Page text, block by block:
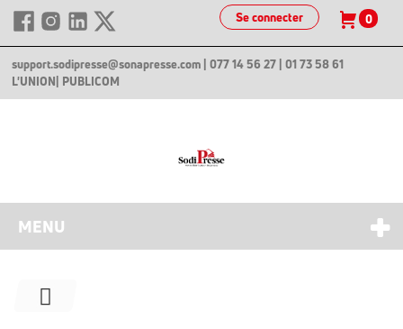
Se connecter 0
support.sodipresse@sonapresse.com | 077 14 56 27 | 01 73 58 61
L'UNION | PUBLICOM
MENU